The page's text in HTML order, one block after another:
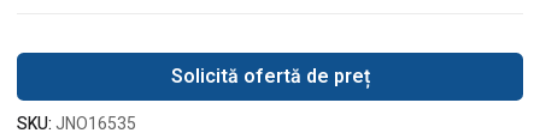
Solicită ofertă de preț
SKU:JNO16535